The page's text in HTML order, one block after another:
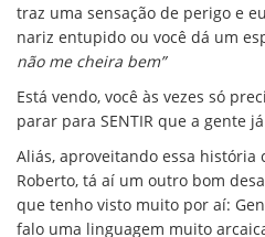
traz uma sensação de perigo e
nariz entupido ou você dá um
não me cheira bem”
Está vendo, você às vezes só
parar para SENTIR que a gente
Aliás, aproveitando essa história
Roberto, tá aí um outro bom
que tenho visto muito por aí:
falo uma linguagem muito